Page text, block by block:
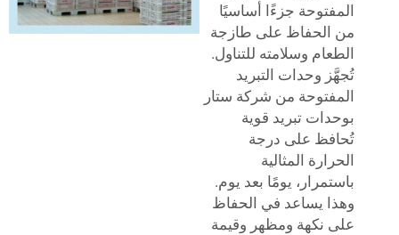
جزءًا أساسيًا
على طازجة
وسلامته للتناول.
وحدات التبريد
من شركة ستار
تبريد قوية
على درجة
المثالية
يومًا بعد يوم.
يساعد في الحفاظ
نكهة ومظهر وقيمة